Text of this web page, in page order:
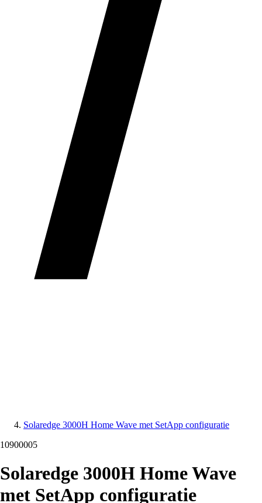
Solaredge 3000H Home Wave met SetApp configuratie
10900005
Solaredge 3000H Home Wave
met SetApp configuratie